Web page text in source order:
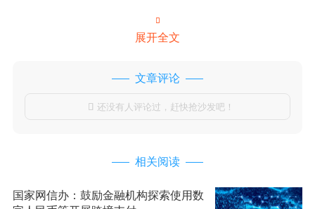

展开全文
文章评论
 还没有人评论过，赶快抢沙发吧！
相关阅读
国家网信办：鼓励金融机构探索使用数